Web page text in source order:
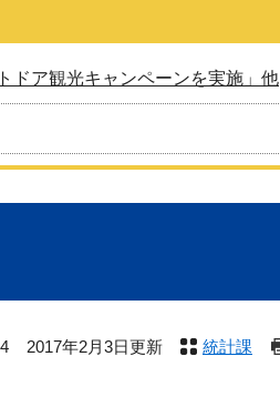
ドア観光キャンペーンを実施」他
2017年2月3日更新 統計課